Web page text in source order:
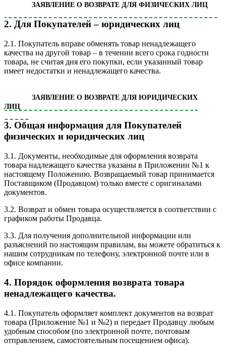
ЗАЯВЛЕНИЕ О ВОЗВРАТЕ ДЛЯ ФИЗИЧЕСКИХ ЛИЦ
2. Для Покупателей – юридических лиц
2.1. Покупатель вправе обменять товар ненадлежащего
качества на другой товар – в течении всего срока годности
товара, не считая дня его покупки, если указанный товар
имеет недостатки и ненадлежащего качества.
ЗАЯВЛЕНИЕ О ВОЗВРАТЕ ДЛЯ ЮРИДИЧЕСКИХ
ЛИЦ
3. Общая информация для Покупателей
физических и юридических лиц
3.1. Документы, необходимые для оформления возврата
товара надлежащего качества указаны в Приложении №1 к
настоящему Положению. Возвращаемый товар принимается
Поставщиком (Продавцом) только вместе с оригиналами
документов.
3.2. Возврат и обмен товара осуществляется в соответствии с
графиком работы Продавца.
3.3. Для получения дополнительной информации или
разъяснений по настоящим правилам, вы можете обратиться к
нашим сотрудникам по телефону, электронной почте или в
офисе компании.
4. Порядок оформления возврата товара
ненадлежащего качества.
4.1. Покупатель оформляет комплект документов на возврат
товара (Приложение №1 и №2) и передает Продавцу любым
удобным способом (по электронной почте, почтовым
отправлением, самостоятельным посещением офиса).